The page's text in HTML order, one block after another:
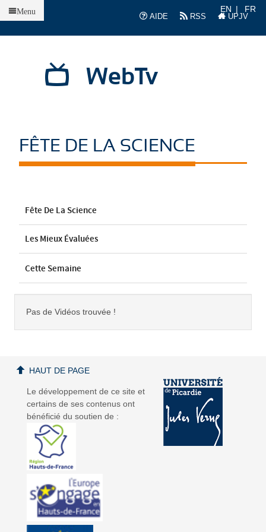
AIDE
RSS UPJV
EN FR
WebTv
Menu
FÊTE DE LA SCIENCE
Fête De La Science
Les Mieux Évaluées
Cette Semaine
Pas de Vidéos trouvée !
Le développement de ce site et
certains de ses contenus ont
bénéficié du soutien de :
HAUT DE PAGE